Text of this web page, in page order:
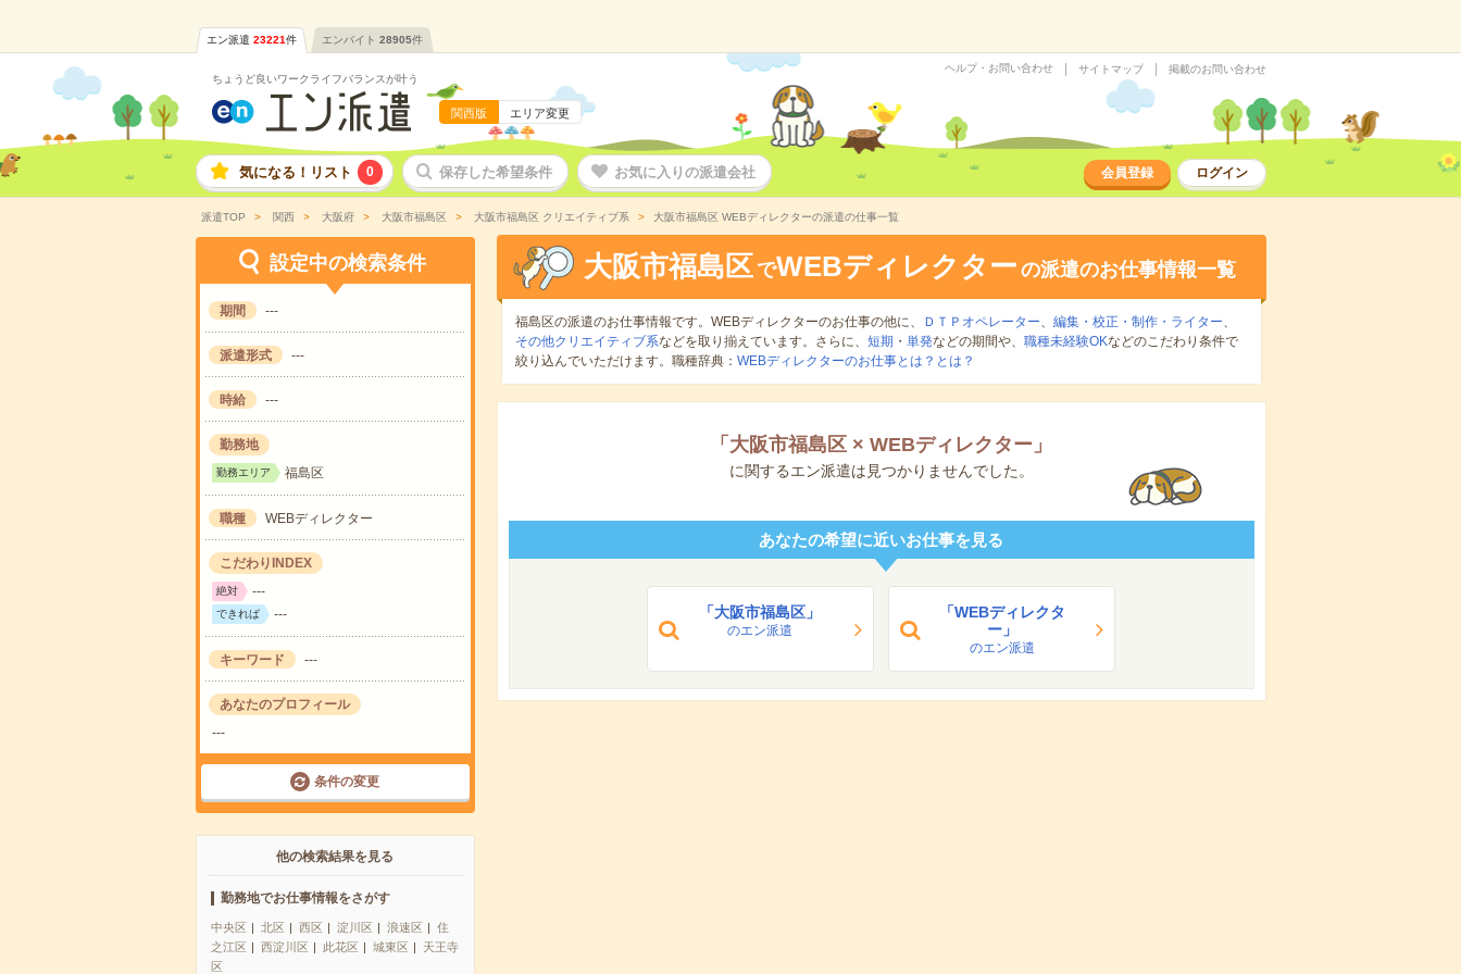
エン派遣 23221件 エンバイト 28905件
ちょうど良いワークライフバランスが叶う
関西版 エリア変更
ヘルプ・お問い合わせ サイトマップ 掲載のお問い合わせ
気になる！リスト 0 保存した希望条件 お気に入りの派遣会社 会員登録 ログイン
派遣TOP 関西 大阪府 大阪市福島区 大阪市福島区 クリエイティブ系 大阪市福島区 WEBディレクターの派遣の仕事一覧
設定中の検索条件
期間 ---
派遣形式 ---
時給 ---
勤務地
勤務エリア 福島区
職種 WEBディレクター
こだわりINDEX
絶対 ---
できれば ---
キーワード ---
あなたのプロフィール
---
条件の変更
他の検索結果を見る
勤務地でお仕事情報をさがす
中央区 北区 西区 淀川区 浪速区
住
之江区
西淀川区 此花区 城東区
天王寺
区
大阪市福島区 でWEBディレクター の派遣のお仕事情報一覧
福島区の派遣のお仕事情報です。WEBディレクターのお仕事の他に、 ＤＴＰオペレーター、 編集・校正・制作・ライター、
その他クリエイティブ系などを取り揃えています。さらに、 短期 ・ 単発などの期間や、 職種未経験OKなどのこだわり条件で
絞り込んでいただけます。職種辞典： WEBディレクターのお仕事とは？とは？
「 大阪市福島区 × WEBディレクター 」
に関するエン派遣は見つかりませんでした。
あなたの希望に近いお仕事を見る
「大阪市福島区」
のエン派遣
「WEBディレクタ
ー」
のエン派遣